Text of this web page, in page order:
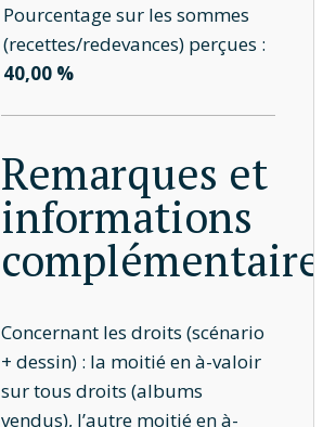
Pourcentage sur les sommes
(recettes/redevances) perçues :
40,00 %
Remarques et
informations
Concernant les droits (scénario
+ dessin) : la moitié en à-valoir
sur tous droits (albums
vendus), l’autre moitié en à-